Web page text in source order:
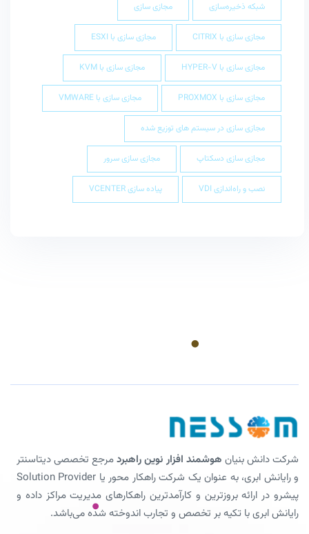
شبکه ذخیره‌سازی مجازی سازی
مجازی سازی با CITRIX مجازی سازی با ESXI
مجازی سازی با HYPER-V مجازی سازی با KVM
مجازی سازی با PROXMOX مجازی سازی با VMWARE
مجازی سازی در سیستم های توزیع شده
مجازی سازی دسکتاپ مجازی سازی سرور
نصب و راه‌اندازی VDI پیاده سازی VCENTER
شرکت دانش بنیان هوشمند افزار نوین راهبردمرجع تخصصی دیتاسنتر
و رایانش ابری، به عنوان یک شرکت راهکار محور یا Solution Provider
پیشرو در ارائه بروزترین و کارآمدترین راهکارهای مدیریت مراکز داده و
رایانش ابری با تکیه بر تخصص و تجارب اندوخته شده می‌باشد.